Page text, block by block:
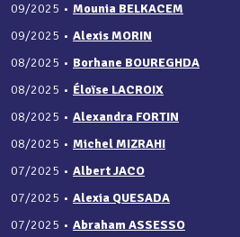
09/2025 • Mounia BELKACEM
09/2025 • Alexis MORIN
08/2025 • Borhane BOUREGHDA
08/2025 • Éloïse LACROIX
08/2025 • Alexandra FORTIN
08/2025 • Michel MIZRAHI
07/2025 • Albert JACO
07/2025 • Alexia QUESADA
07/2025 • Abraham ASSESSO